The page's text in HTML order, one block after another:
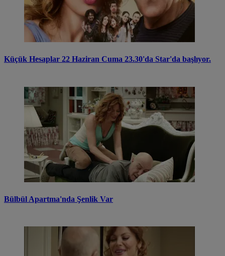
Küçük Hesaplar 22 Haziran Cuma 23.30'da Star'da başlıyor.
Bülbül Apartma'nda Şenlik Var